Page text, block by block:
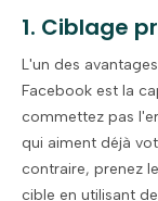
1. Ciblage
L'un des
Facebook est la
commettez pas
qui aiment déjà
contraire, prenez
cible en utilisant